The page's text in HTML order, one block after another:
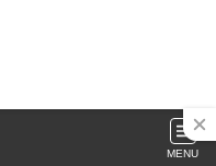
MENU